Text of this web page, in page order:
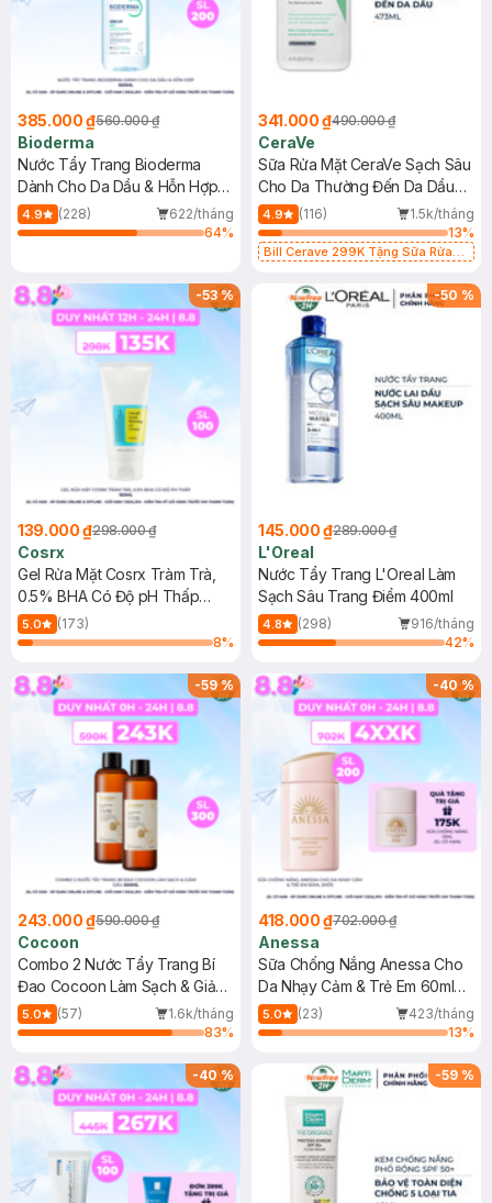
385.000 ₫560.000 ₫
Bioderma
Nước Tẩy Trang Bioderma
Dành Cho Da Dầu & Hỗn Hợp
500ml
4.9 (228)
622/tháng
64%
341.000 ₫490.000 ₫
CeraVe
Sữa Rửa Mặt CeraVe Sạch Sâu
Cho Da Thường Đến Da Dầu
473ml
4.9 (116)
1.5k/tháng
13%
Bill Cerave 299K Tặng Sữa Rửa
-53%
139.000 ₫298.000 ₫
Cosrx
Gel Rửa Mặt Cosrx Tràm Trà,
0.5% BHA Có Độ pH Thấp
150ml
5.0
(173)
8%
-50 %
145.000 ₫289.000 ₫
L'Oreal
Nước Tẩy Trang L'Oreal Làm
Sạch Sâu Trang Điểm 400ml
4.8 (298)
916/tháng
42%
-59%
243.000 ₫590.000 ₫
Cocoon
Combo 2 Nước Tẩy Trang Bí
Đao Cocoon Làm Sạch & Giảm
Dầu 500ml
5.0 (57)
1.6k/tháng
83%
-40%
418.000 ₫702.000 ₫
Anessa
Sữa Chống Nắng Anessa Cho
Da Nhạy Cảm & Trẻ Em 60ml
(Mới)
5.0 (23)
423/tháng
13%
-40% -59 %